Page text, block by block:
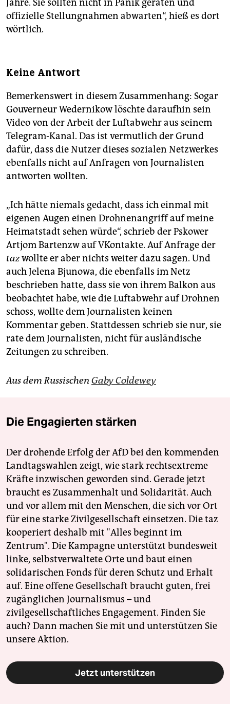
Jahre. Sie sollten nicht in Panik geraten und
offizielle Stellungnahmen abwarten“, hieß es dort
wörtlich.
Keine Antwort
Bemerkenswert in diesem Zusammenhang: Sogar
Gouverneur Wedernikow löschte daraufhin sein
Video von der Arbeit der Luftabwehr aus seinem
Telegram-Kanal. Das ist vermutlich der Grund
dafür, dass die Nutzer dieses sozialen Netzwerkes
ebenfalls nicht auf Anfragen von Journalisten
antworten wollten.
„Ich hätte niemals gedacht, dass ich einmal mit
eigenen Augen einen Drohnenangriff auf meine
Heimatstadt sehen würde“, schrieb der Pskower
Artjom Bartenzw auf VKontakte. Auf Anfrage der
tazwollte er aber nichts weiter dazu sagen. Und
auch Jelena Bjunowa, die ebenfalls im Netz
beschrieben hatte, dass sie von ihrem Balkon aus
beobachtet habe, wie die Luftabwehr auf Drohnen
schoss, wollte dem Journalisten keinen
Kommentar geben. Stattdessen schrieb sie nur, sie
rate dem Journalisten, nicht für ausländische
Zeitungen zu schreiben.
Aus dem Russischen Gaby Coldewey
Die Engagierten stärken
Der drohende Erfolg der AfD bei den kommenden
Landtagswahlen zeigt, wie stark rechtsextreme
Kräfte inzwischen geworden sind. Gerade jetzt
braucht es Zusammenhalt und Solidarität. Auch
und vor allem mit den Menschen, die sich vor Ort
für eine starke Zivilgesellschaft einsetzen. Die taz
kooperiert deshalb mit "Alles beginnt im
Zentrum". Die Kampagne unterstützt bundesweit
linke, selbstverwaltete Orte und baut einen
solidarischen Fonds für deren Schutz und Erhalt
auf. Eine offene Gesellschaft braucht guten, frei
zugänglichen Journalismus – und
zivilgesellschaftliches Engagement. Finden Sie
auch? Dann machen Sie mit und unterstützen Sie
unsere Aktion.
Jetzt unterstützen